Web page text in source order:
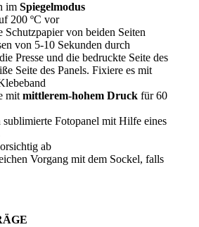
im Spiegelmodus
200 ºC vor
Schutzpapier von beiden Seiten
von 5-10 Sekunden durch
Presse und die bedruckte Seite des
Seite des Panels. Fixiere es mit
mitmittlerem-hohem Druck für60
sublimierte Fotopanel mit Hilfe eines
ab
Vorgang mit dem Sockel, falls